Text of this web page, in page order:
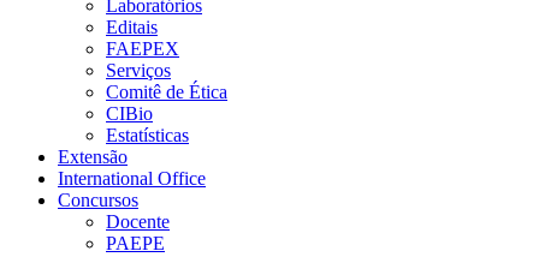
Laboratórios
Editais
FAEPEX
Serviços
Comitê de Ética
CIBio
Estatísticas
Extensão
International Office
Concursos
Docente
PAEPE